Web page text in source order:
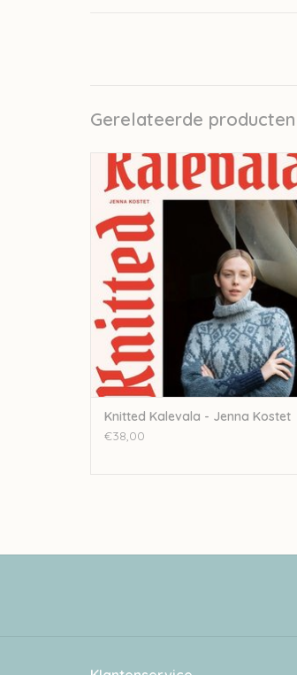
Gerelateerde producten
Laine Knitted Kalevala - Jenna Kostet
TOEVOEGEN AAN WINKELWAGEN
Knitted Kalevala - Jenna Kostet
€38,00